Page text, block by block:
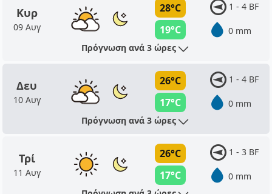
Κυρ
09 Αυγ
28°C
19°C
1 - 4 BF
0 mm
Πρόγνωση ανά 3 ώρες
Δευ
10 Αυγ
26°C
17°C
1 - 4 BF
0 mm
Πρόγνωση ανά 3 ώρες
Τρί
11 Αυγ
26°C
17°C
1 - 3 BF
0 mm